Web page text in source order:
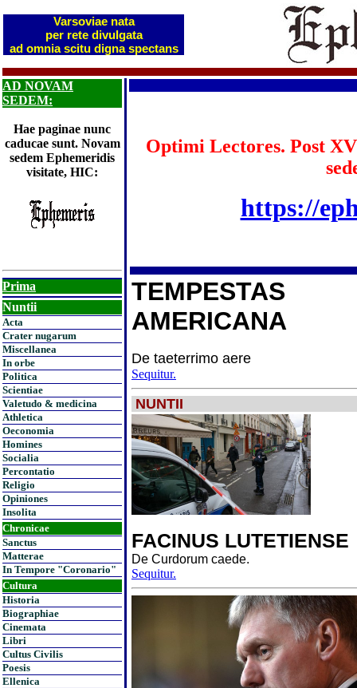
Varsoviae nata
per rete divulgata
ad omnia scitu digna spectans
AD NOVAM
SEDEM:
Hae paginae nunc
caducae sunt. Novam
sedem Ephemeridis
visitate, HIC:
Prima
Nuntii
Acta
Crater nugarum
Miscellanea
In orbe
Politica
Scientiae
Valetudo & medicina
Athletica
Oeconomia
Homines
Socialia
Percontatio
Religio
Opiniones
Insolita
Chronicae
Sanctus
Matterae
In Tempore "Coronario"
Cultura
Historia
Biographiae
Cinemata
Libri
Cultus Civilis
Poesis
Ellenica
Optimi Lectores. Post
https://
TEMPESTAS
AMERICANA
De taeterrimo aere
Sequitur.
NUNTII
FACINUS LUTETIENSE
De Curdorum caede.
Sequitur.